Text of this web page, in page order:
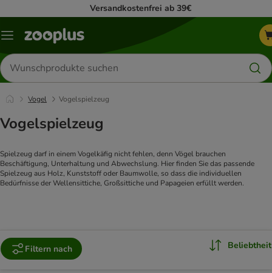
Versandkostenfrei ab 39€
Menü
Produkte
suchen
Vogel Vogelspielzeug
Vogelspielzeug
Spielzeug darf in einem Vogelkäfig nicht fehlen, denn Vögel brauchen
Beschäftigung, Unterhaltung und Abwechslung. Hier finden Sie das passende
Spielzeug aus Holz, Kunststoff oder Baumwolle, so dass die individuellen
Bedürfnisse der Wellensittiche, Großsittiche und Papageien erfüllt werden.
Filtern nach Beliebtheit